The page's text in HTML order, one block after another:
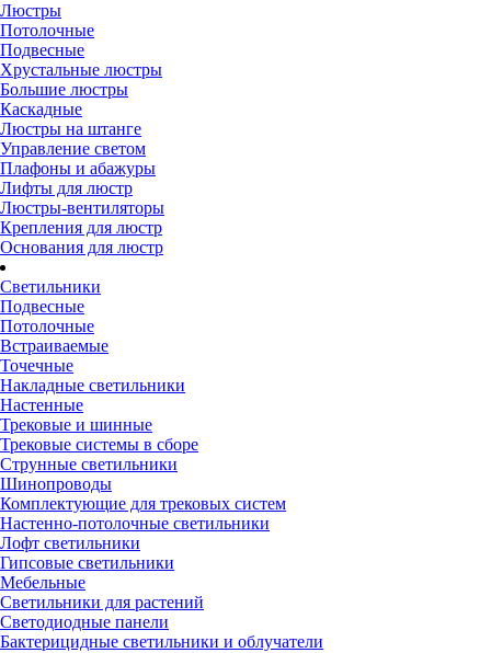
Люстры
Потолочные
Подвесные
Хрустальные люстры
Большие люстры
Каскадные
Люстры на штанге
Управление светом
Плафоны и абажуры
Лифты для люстр
Люстры-вентиляторы
Крепления для люстр
Основания для люстр
Светильники
Подвесные
Потолочные
Встраиваемые
Точечные
Накладные светильники
Настенные
Трековые и шинные
Трековые системы в сборе
Струнные светильники
Шинопроводы
Комплектующие для трековых систем
Настенно-потолочные светильники
Лофт светильники
Гипсовые светильники
Мебельные
Светильники для растений
Светодиодные панели
Бактерицидные светильники и облучатели